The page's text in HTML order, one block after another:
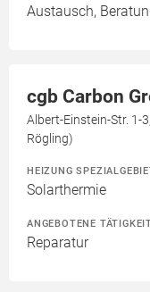
Austausch,
cgb Carbon
Albert-Einstein-Str. 1-
Rögling)
HEIZUNG
Solarthermie
ANGEBOTENE
Reparatur